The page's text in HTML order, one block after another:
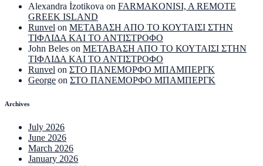
Alexandra İzotikova on FARMAKONISI, A REMOTE
GREEK ISLAND
Runvel on ΜΕΤΑΒΑΣΗ ΑΠΟ ΤΟ ΚΟΥΤΑΙΣΙ ΣΤΗΝ
ΤΙΦΛΙΔΑ ΚΑΙ ΤΟ ΑΝΤΙΣΤΡΟΦΟ
John Beles on ΜΕΤΑΒΑΣΗ ΑΠΟ ΤΟ ΚΟΥΤΑΙΣΙ ΣΤΗΝ
ΤΙΦΛΙΔΑ ΚΑΙ ΤΟ ΑΝΤΙΣΤΡΟΦΟ
Runvel on ΣΤΟ ΠΑΝΕΜΟΡΦΟ ΜΠΑΜΠΕΡΓΚ
George on ΣΤΟ ΠΑΝΕΜΟΡΦΟ ΜΠΑΜΠΕΡΓΚ
Archives
July 2026
June 2026
March 2026
January 2026